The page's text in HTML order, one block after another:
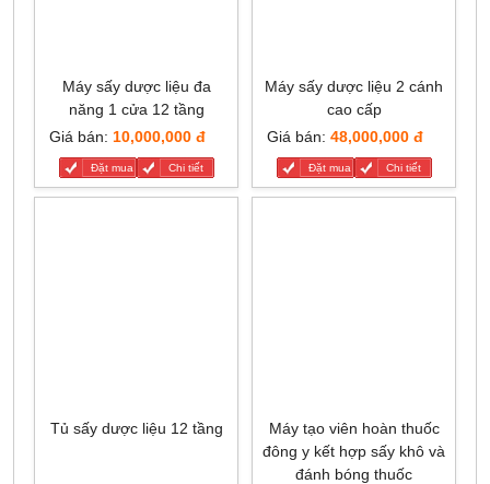
Máy sấy dược liệu đa
năng 1 cửa 12 tầng
Giá bán: 10,000,000 đ
Đặt mua Chi tiết
Máy sấy dược liệu 2 cánh
cao cấp
Giá bán: 48,000,000 đ
Đặt mua Chi tiết
Tủ sấy dược liệu 12 tầng
Máy tạo viên hoàn thuốc
đông y kết hợp sấy khô và
đánh bóng thuốc